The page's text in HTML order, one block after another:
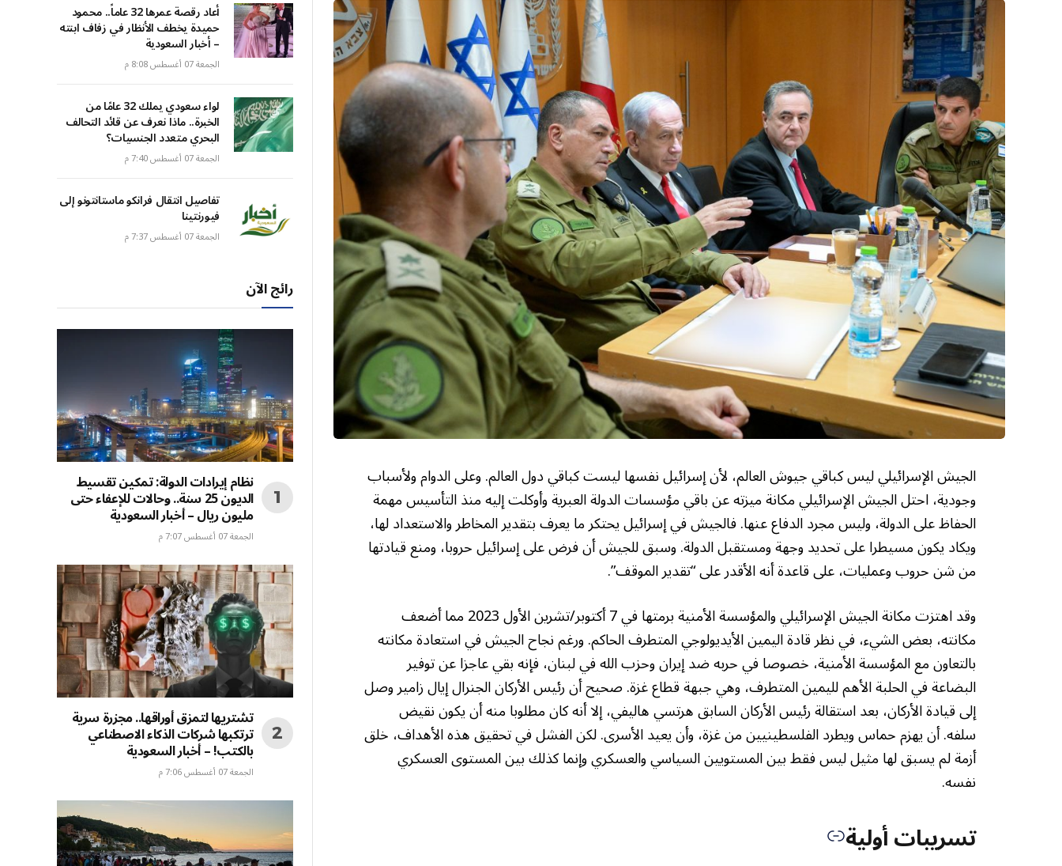
الجيش الإسرائيلي ليس كباقي جيوش العالم، لأن إسرائيل نفسها ليست كباقي دول العالم. وعلى الدوام ولأسباب
وجودية، احتل الجيش الإسرائيلي مكانة ميزته عن باقي مؤسسات الدولة العبرية وأوكلت إليه منذ التأسيس مهمة
الحفاظ على الدولة، وليس مجرد الدفاع عنها. فالجيش في إسرائيل يحتكر ما يعرف بتقدير المخاطر والاستعداد لها،
ويكاد يكون مسيطرا على تحديد وجهة ومستقبل الدولة. وسبق للجيش أن فرض على إسرائيل حروبا، ومنع قيادتها
من شن حروب وعمليات، على قاعدة أنه الأقدر على “تقدير الموقف”.
وقد اهتزت مكانة الجيش الإسرائيلي والمؤسسة الأمنية برمتها في 7 أكتوبر/تشرين الأول 2023 مما أضعف
مكانته، بعض الشيء، في نظر قادة اليمين الأيديولوجي المتطرف الحاكم. ورغم نجاح الجيش في استعادة مكانته
بالتعاون مع المؤسسة الأمنية، خصوصا في حربه ضد إيران وحزب الله في لبنان، فإنه بقي عاجزا عن توفير
البضاعة في الحلبة الأهم لليمين المتطرف، وهي جبهة قطاع غزة. صحيح أن رئيس الأركان الجنرال إيال زامير وصل
إلى قيادة الأركان، بعد استقالة رئيس الأركان السابق هرتسي هاليفي، إلا أنه كان مطلوبا منه أن يكون نقيض
سلفه. أن يهزم حماس ويطرد الفلسطينيين من غزة، وأن يعيد الأسرى. لكن الفشل في تحقيق هذه الأهداف، خلق
أزمة لم يسبق لها مثيل ليس فقط بين المستويين السياسي والعسكري وإنما كذلك بين المستوى العسكري
نفسه.
تسريبات أولية
أعاد رقصة عمرها 32 عاماً.. محمود
حميدة يخطف الأنظار في زفاف ابنته
– أخبار السعودية
الجمعة 07 أغسطس 8:08 م
لواء سعودي يملك 32 عامًا من
الخبرة.. ماذا نعرف عن قائد التحالف
البحري متعدد الجنسيات؟
الجمعة 07 أغسطس 7:40 م
تفاصيل انتقال فرانكو ماستانتونو إلى
فيورنتينا
الجمعة 07 أغسطس 7:37 م
رائج الآن
نظام إيرادات الدولة: تمكين تقسيط
الديون 25 سنة.. وحالات للإعفاء حتى
مليون ريال – أخبار السعودية
الجمعة 07 أغسطس 7:07 م
تشتريها لتمزق أوراقها.. مجزرة سرية
ترتكبها شركات الذكاء الاصطناعي
بالكتب! – أخبار السعودية
الجمعة 07 أغسطس 7:06 م